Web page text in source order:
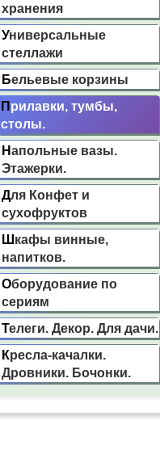
хранения
Универсальные
стеллажи
Бельевые корзины
Прилавки, тумбы,
столы.
Напольные вазы.
Этажерки.
Для Конфет и
сухофруктов
Шкафы винные,
напитков.
Оборудование по
сериям
Телеги. Декор. Для дачи.
Кресла-качалки.
Дровники. Бочонки.